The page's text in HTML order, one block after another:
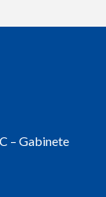
– Gabinete